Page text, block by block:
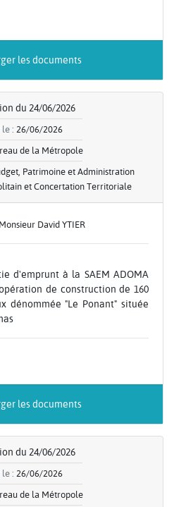
les documents
du 24/06/2026
le : 26/06/2026
de la Métropole
Patrimoine et Administration
et Concertation Territoriale
Monsieur David YTIER
d'emprunt à la SAEM ADOMA
de construction de 160
dénommée "Le Ponant" située
les documents
du 24/06/2026
le : 26/06/2026
de la Métropole